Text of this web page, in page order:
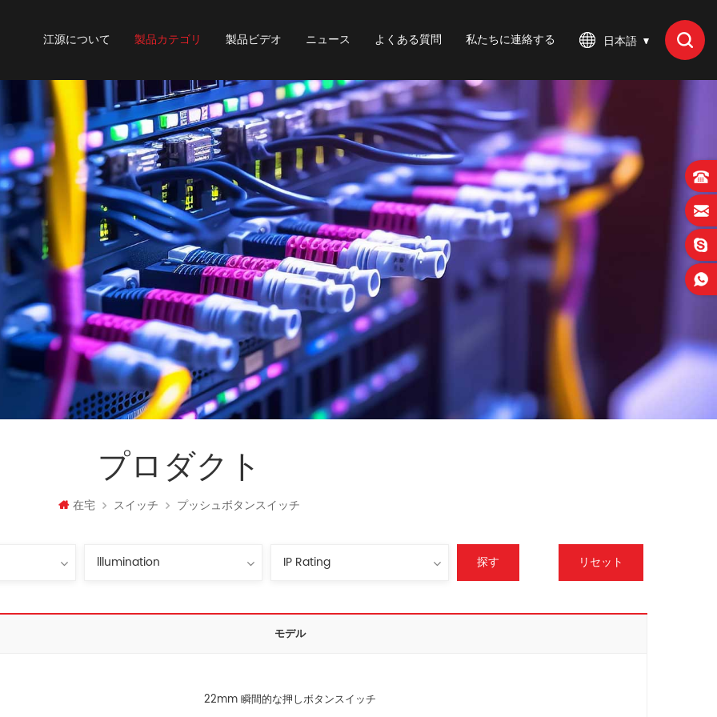
日本語
江源について 製品カテゴリ 製品ビデオ ニュース よくある質問 私たちに連絡する
プロダクト
在宅 スイッチ プッシュボタンスイッチ
探す リセット
モデル
22mm 瞬間的な押しボタンスイッチ